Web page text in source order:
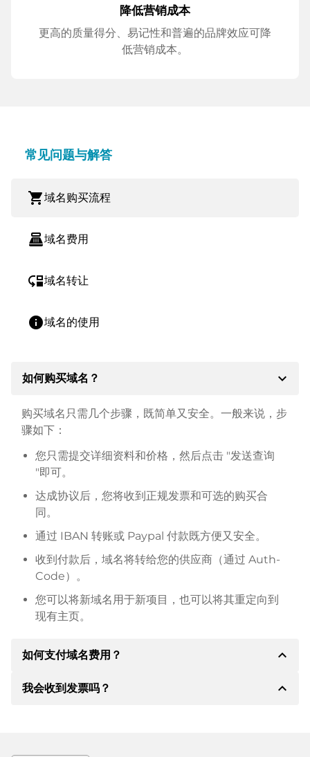
降低营销成本
更高的质量得分、易记性和普遍的品牌效应可降
低营销成本。
常见问题与解答
shopping_cart域名购买流程
point_of_sale域名费用
move_down域名转让
info域名的使用
如何购买域名？ expand_more
购买域名只需几个步骤，既简单又安全。一般来说，步
骤如下：
您只需提交详细资料和价格，然后点击 "发送查询
"即可。
达成协议后，您将收到正规发票和可选的购买合
同。
通过 IBAN 转账或 Paypal 付款既方便又安全。
收到付款后，域名将转给您的供应商（通过 Auth-
Code）。
您可以将新域名用于新项目，也可以将其重定向到
现有主页。
如何支付域名费用？ expand_less
达成协议后，房东将通知您付款细节。房主随后会向您
我会收到发票吗？ expand_less